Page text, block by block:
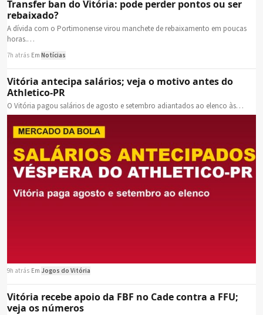
Transfer ban do Vitória: pode perder pontos ou ser
rebaixado?
A dívida com o Portimonense virou manchete de rebaixamento em poucas
horas.…
7h atrás Em Notícias
Vitória antecipa salários; veja o motivo antes do
Athletico-PR
O Vitória pagou salários de agosto e setembro adiantados ao elenco às…
9h atrás Em Jogos do Vitória
Vitória recebe apoio da FBF no Cade contra a FFU;
veja os números